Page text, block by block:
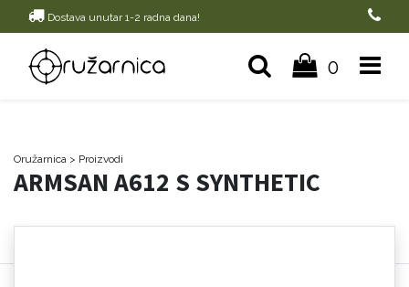
Dostava unutar 1-2 radna dana!
0
Oružarnica > Proizvodi
ARMSAN A612 S SYNTHETIC